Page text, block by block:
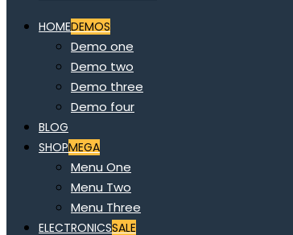
HOMEDEMOS
Demo one
Demo two
Demo three
Demo four
BLOG
SHOPMEGA
Menu One
Menu Two
Menu Three
ELECTRONICSSALE